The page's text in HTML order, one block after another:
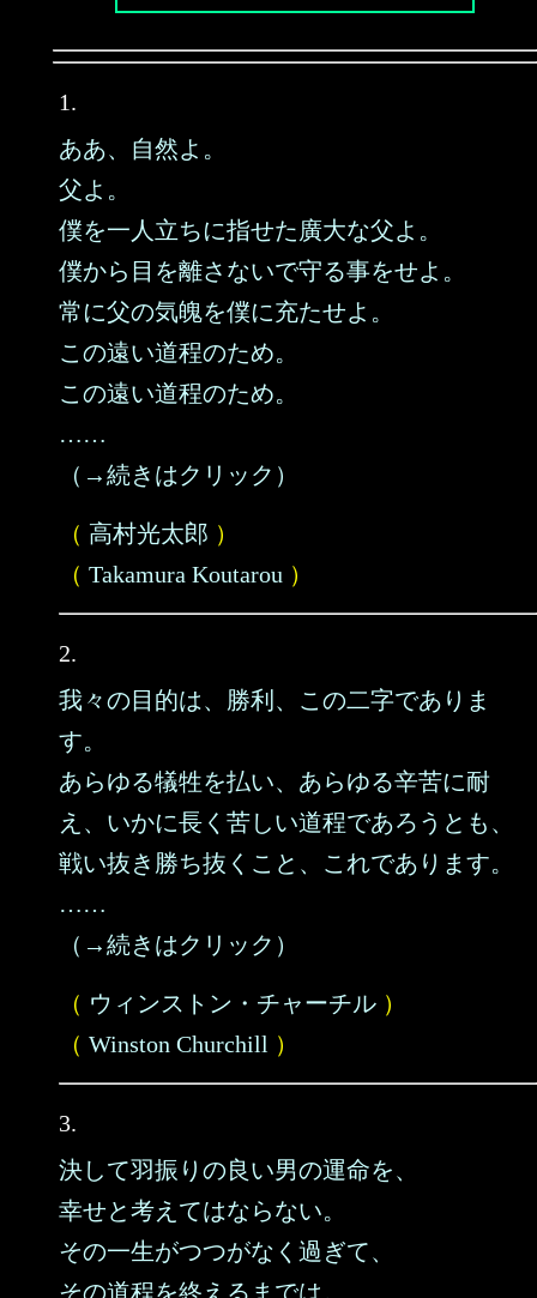
1.
ああ、自然よ。
父よ。
僕を一人立ちに指せた廣大な父よ。
僕から目を離さないで守る事をせよ。
常に父の気魄を僕に充たせよ。
この遠い道程のため。
この遠い道程のため。
……
（→続きはクリック）
（ 高村光太郎 ）
（ Takamura Koutarou ）
2.
我々の目的は、勝利、この二字でありま
す。
あらゆる犠牲を払い、あらゆる辛苦に耐
え、いかに長く苦しい道程であろうとも、
戦い抜き勝ち抜くこと、これであります。
……
（→続きはクリック）
（ ウィンストン・チャーチル ）
（ Winston Churchill ）
3.
決して羽振りの良い男の運命を、
幸せと考えてはならない。
その一生がつつがなく過ぎて、
その道程を終えるまでは。